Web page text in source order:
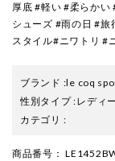
厚底 #軽い #柔らかい
シューズ #雨の日 #旅
スタイル#ニワトリ #
ブランド :le coq
性別タイプ:レディ
カテゴリ :
商品番号 ：